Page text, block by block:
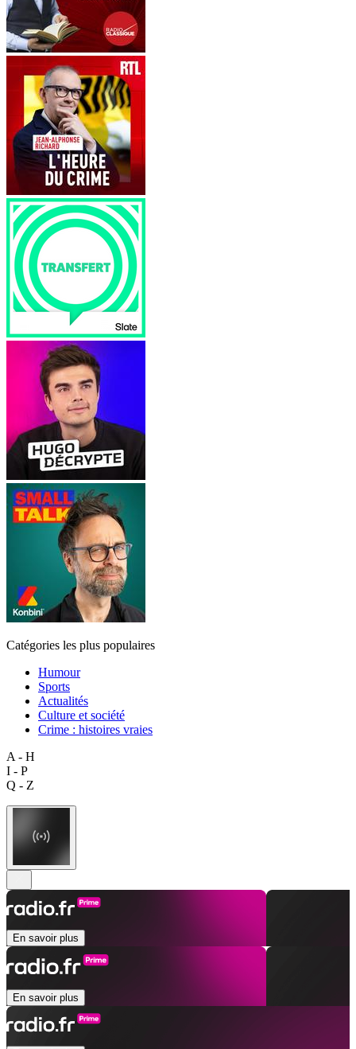
Catégories les plus populaires
Humour
Sports
Actualités
Culture et société
Crime : histoires vraies
A - H
I - P
Q - Z
En savoir plus
En savoir plus